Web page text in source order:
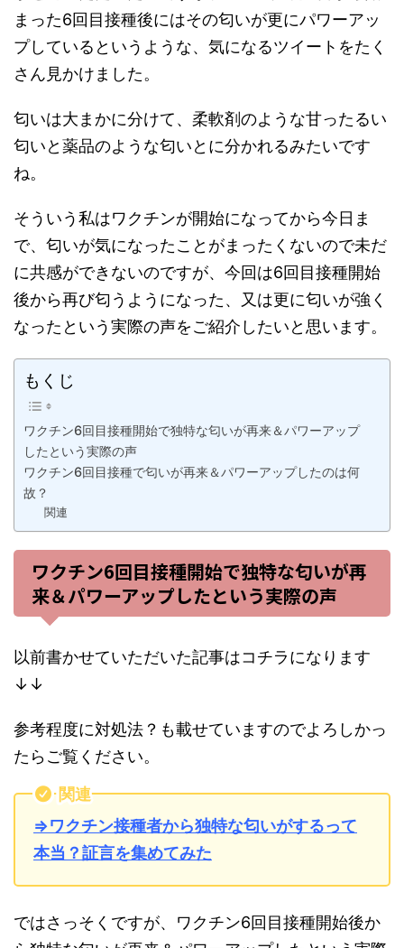
まった6回目接種後にはその匂いが更にパワーアッ
プしているというような、気になるツイートをたく
さん見かけました。
匂いは大まかに分けて、柔軟剤のような甘ったるい
匂いと薬品のような匂いとに分かれるみたいです
ね。
そういう私はワクチンが開始になってから今日ま
で、匂いが気になったことがまったくないので未だ
に共感ができないのですが、今回は6回目接種開始
後から再び匂うようになった、又は更に匂いが強く
なったという実際の声をご紹介したいと思います。
もくじ
ワクチン6回目接種開始で独特な匂いが再来＆パワーアップ
したという実際の声
ワクチン6回目接種で匂いが再来＆パワーアップしたのは何
故？
関連
ワクチン6回目接種開始で独特な匂いが再
来＆パワーアップしたという実際の声
以前書かせていただいた記事はコチラになります
↓↓
参考程度に対処法？も載せていますのでよろしかっ
たらご覧ください。
関連
⇒ワクチン接種者から独特な匂いがするって
本当？証言を集めてみた
ではさっそくですが、ワクチン6回目接種開始後か